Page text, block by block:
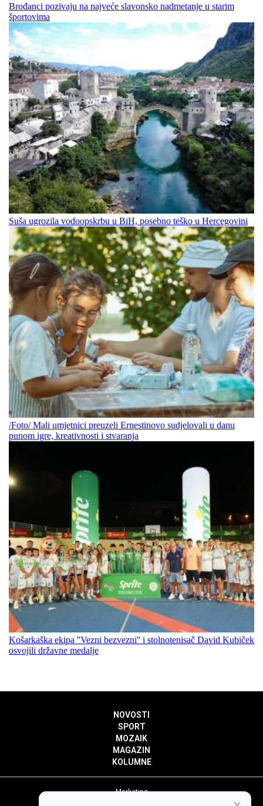
Brođanci pozivaju na najveće slavonsko nadmetanje u starim
športovima
Suša ugrozila vodoopskrbu u BiH, posebno teško u Hercegovini
/Foto/ Mali umjetnici preuzeli Ernestinovo sudjelovali u danu
punom igre, kreativnosti i stvaranja
Košarkaška ekipa ''Vezni bezvezni'' i stolnotenisač David Kubiček
osvojili državne medalje
NOVOSTI
SPORT
MOZAIK
MAGAZIN
KOLUMNE
Marketing